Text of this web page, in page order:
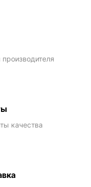
качества